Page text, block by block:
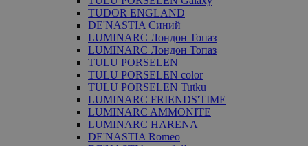
TUDOR ENGLAND
DE'NASTIA Синий
LUMINARC Лондон Топаз
LUMINARC Лондон Топаз
TULU PORSELEN
TULU PORSELEN color
TULU PORSELEN Tutku
LUMINARC FRIENDS'TIME
LUMINARC AMMONITE
LUMINARC HARENA
DE'NASTIA Romeo